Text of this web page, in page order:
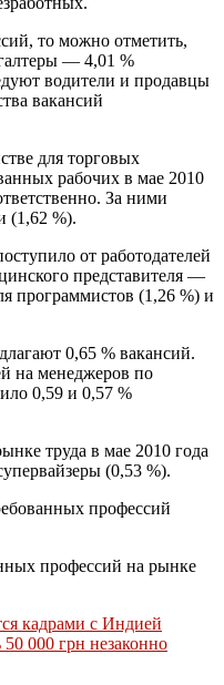
то можно отметить,
— 4,01 %
водители и продавцы
вакансий
для торговых
рабочих в мае 2010
За ними
(1,62 %).
от работодателей
представителя —
программистов (1,26 %) и
0,65 % вакансий.
на менеджеров по
0,59 и 0,57 %
труда в мае 2010 года
(0,53 %).
профессий
профессий на рынке
кадрами с Индией
000 грн незаконно